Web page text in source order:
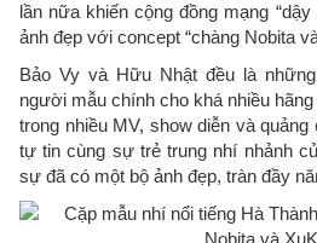
lần nữa khiến cộng đồng mạng
ảnh đẹp với concept “chàng Nobita
Bảo Vy và Hữu Nhật đều là
người mẫu chính cho khá nhiều
trong nhiều MV, show diễn và
tự tin cùng sự trẻ trung nhí nhảnh
sự đã có một bộ ảnh đẹp, tràn đầy